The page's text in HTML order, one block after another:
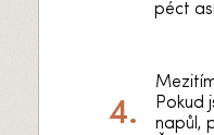
péct
Pokud
napůl,